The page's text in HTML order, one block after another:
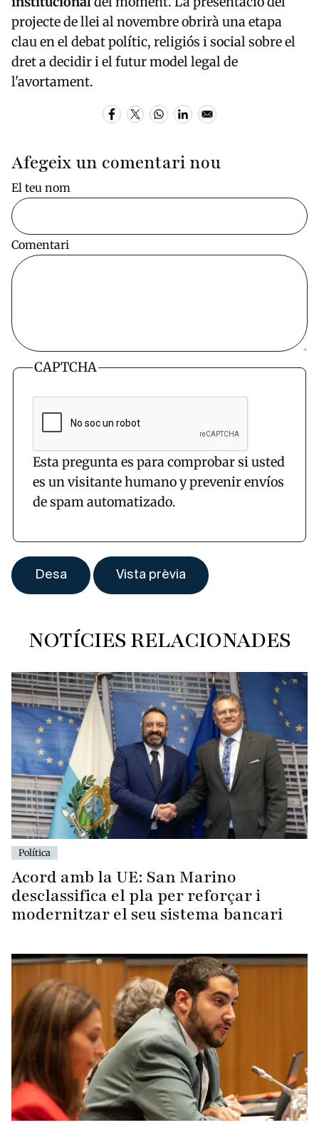
projecte de llei al novembre obrirà una etapa
clau en el debat polític, religiós i social sobre el
dret a decidir i el futur model legal de
l'avortament.
Afegeix un comentari nou
El teu nom
Comentari
CAPTCHA
Esta pregunta es para comprobar si usted
es un visitante humano y prevenir envíos
de spam automatizado.
NOTÍCIES RELACIONADES
Política
Acord amb la UE: San Marino
desclassifica el pla per reforçar i
modernitzar el seu sistema bancari